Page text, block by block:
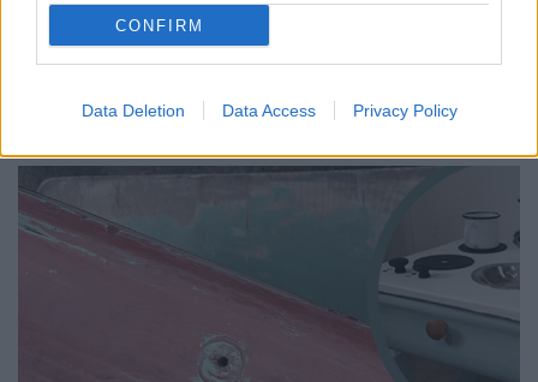
CONFIRM
Data Deletion Data Access Privacy Policy
Kicsivagyok Nagyleszekkel közös DIY játékkészítő
szellemiségét követve egyrégi hokedlit ...